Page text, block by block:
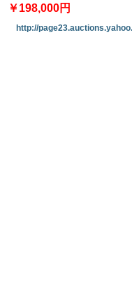
￥198,000円
http://